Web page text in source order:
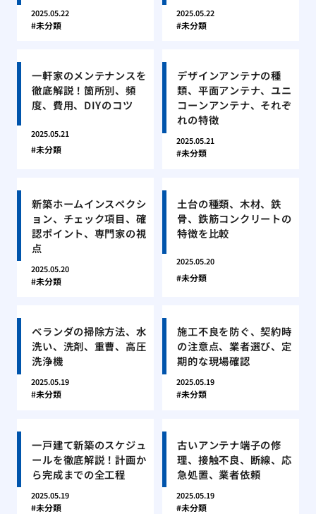
2025.05.22
未分類
2025.05.22
未分類
一軒家のメンテナンスを
徹底解説！箇所別、頻
度、費用、DIYのコツ
2025.05.21
未分類
デザインアンテナの種
類、平面アンテナ、ユニ
コーンアンテナ、それぞ
れの特徴
2025.05.21
未分類
新築ホームインスペクシ
ョン、チェック項目、確
認ポイント、専門家の視
点
2025.05.20
未分類
土台の種類、木材、鉄
骨、鉄筋コンクリートの
特徴を比較
2025.05.20
未分類
ベランダの掃除方法、水
洗い、洗剤、重曹、高圧
洗浄機
2025.05.19
未分類
施工不良を防ぐ、契約時
の注意点、業者選び、定
期的な現場確認
2025.05.19
未分類
一戸建て新築のスケジュ
ールを徹底解説！計画か
ら完成までの全工程
2025.05.19
未分類
古いアンテナ端子の修
理、接触不良、断線、応
急処置、業者依頼
2025.05.19
未分類